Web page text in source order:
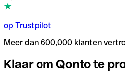
op Trustpilot
Meer dan 600,000 klanten
Klaar om Qonto te